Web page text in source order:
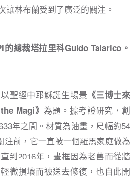
讓林布蘭受到了廣泛的關注。
的總裁塔拉里科Guido Talarico。
聖經中耶穌誕生場景 《三博士來
Magi》 為題。據考證研究，創
年之間。材質為油畫，尺幅約54
注前，它一直被一個羅馬家庭做為
到2016年，畫框因為老舊而從牆
微損壞而被送去修復，也自此開